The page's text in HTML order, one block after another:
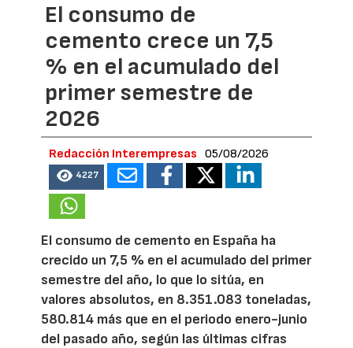
El consumo de
cemento crece un 7,5
% en el acumulado del
primer semestre de
2026
Redacción Interempresas 05/08/2026
4227
El consumo de cemento en España ha
crecido un 7,5 % en el acumulado del primer
semestre del año, lo que lo sitúa, en
valores absolutos, en 8.351.083 toneladas,
580.814 más que en el periodo enero-junio
del pasado año, según las últimas cifras